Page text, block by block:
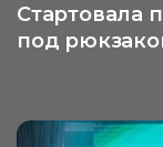
Стартовала
под